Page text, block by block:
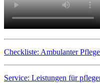
Checkliste: Ambulanter
Service: Leistungen für